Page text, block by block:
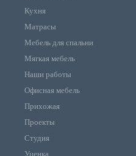
Кухня
Матрасы
Мебель для спальни
Мягкая мебель
Наши работы
Офисная мебель
Прихожая
Проекты
Студия
Уценка